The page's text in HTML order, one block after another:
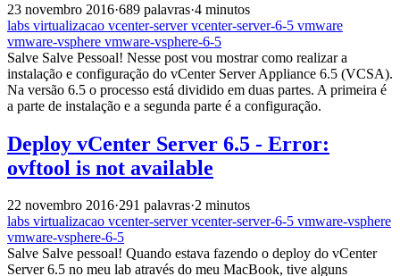
23 novembro 2016·689 palavras·4 minutos
labs virtualizacao vcenter-servervcenter-server-6-5 vmware
vmware-vsphere vmware-vsphere-6-5
Salve Salve Pessoal! Nesse post vou mostrar como realizar a
instalação e configuração do vCenter Server Appliance 6.5 (VCSA).
Na versão 6.5 o processo está dividido em duas partes. A primeira é
a parte de instalação e a segunda parte é a configuração.
Deploy vCenter Server 6.5 - Error:
ovftool is not available
22 novembro 2016·291 palavras·2 minutos
labs virtualizacao vcenter-servervcenter-server-6-5 vmware-vsphere
vmware-vsphere-6-5
Salve Salve pessoal! Quando estava fazendo o deploy do vCenter
Server 6.5 no meu lab através do meu MacBook, tive alguns